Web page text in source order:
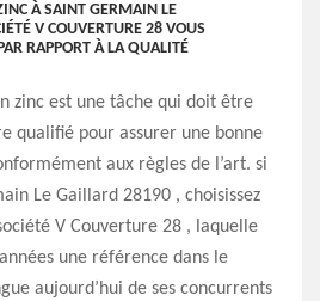
À SAINT GERMAIN LE
V COUVERTURE 28 VOUS
RAPPORT À LA QUALITÉ
zinc est une tâche qui doit être
qualifié pour assurer une bonne
aux règles de l’art. si
Le Gaillard 28190 , choisissez
V Couverture 28 , laquelle
une référence dans le
aujourd’hui de ses concurrents